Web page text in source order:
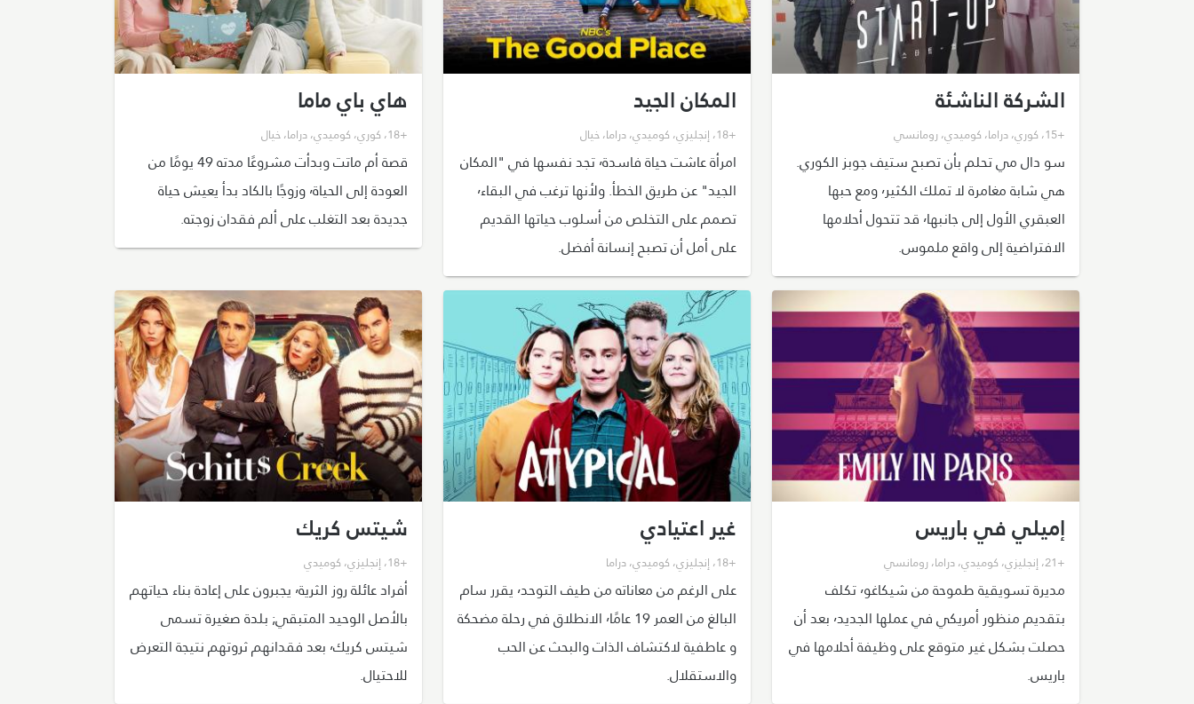
الشركة الناشئة
+15 ، كوري،دراما، كوميدي، رومانسي
سو دال مي تحلم بأن تصبح ستيف جوبز الكوري.
هي شابة مغامرة لا تملك الكثير٬ ومع حبها
العبقري الأول إلى جانبها٬ قد تتحول أحلامها
الافتراضية إلى واقع ملموس.
المكان الجيد
+18 ،إنجليزي، كوميدي،دراما،خيال
امرأة عاشت حياة فاسدة٬ تجد نفسها في "المكان
الجيد" عن طريق الخطأ. ولأنها ترغب في البقاء٬
تصمم على التخلص من أسلوب حياتها القديم
على أمل أن تصبح إنسانة أفضل.
هاي باي ماما
+18 ، كوري، كوميدي،دراما،خيال
قصة أم ماتت وبدأت مشروعًا مدته 49 يومًا من
العودة إلى الحياة٬ وزوجًا بالكاد بدأ يعيش حياة
جديدة بعد التغلب على ألم فقدان زوجته.
إميلي في باريس
+21 ، إنجليزي، كوميدي،دراما، رومانسي
مديرة تسويقية طموحة من شيكاغو٬ تكلف
بتقديم منظور أمريكي في عملها الجديد٬ بعد أن
حصلت بشكل غير متوقع على وظيفة أحلامها في
باريس.
غير اعتيادي
+18 ، إنجليزي، كوميدي،دراما
على الرغم من معاناته من طيف التوحد٬ يقرر سام
البالغ من العمر 19 عامًا٬ الانطلاق في رحلة مضحكة
و عاطفية لاكتشاف الذات والبحث عن الحب
والاستقلال.
شيتس كريك
+18 ، إنجليزي، كوميدي
أفراد عائلة روز الثرية٬ يجبرون على إعادة بناء حياتهم
بالأصل الوحيد المتبقي; بلدة صغيرة تسمى
شيتس كريك٬ بعد فقدانهم ثروتهم نتيجة التعرض
للاحتيال.